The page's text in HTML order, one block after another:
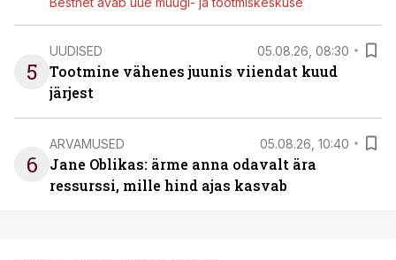
5
UUDISED 05.08.26, 08:30
Tootmine vähenes juunis viiendat kuud
järjest
6
ARVAMUSED 05.08.26, 10:40
Jane Oblikas: ärme anna odavalt ära
ressurssi, mille hind ajas kasvab